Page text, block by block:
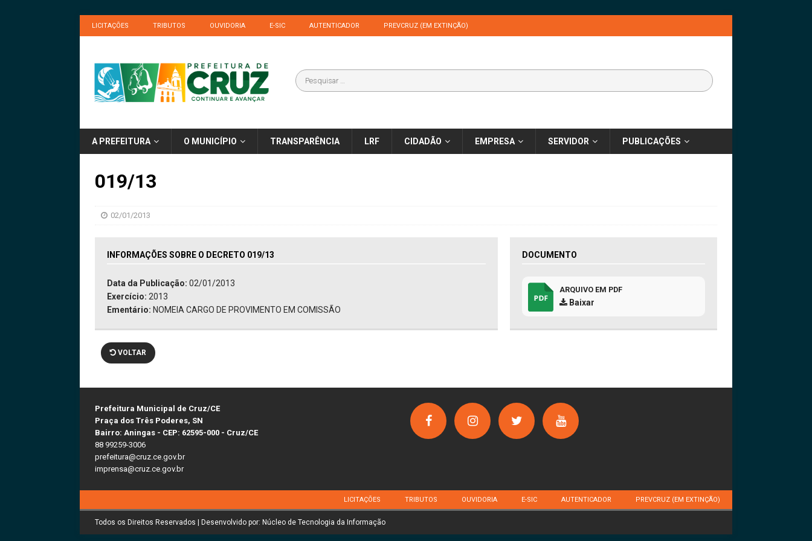
LICITAÇÕES TRIBUTOS OUVIDORIA E-SIC AUTENTICADOR PREVCRUZ (EM EXTINÇÃO)
A PREFEITURA O MUNICÍPIO TRANSPARÊNCIA LRF CIDADÃO EMPRESA SERVIDOR PUBLICAÇÕES
019/13
02/01/2013
INFORMAÇÕES SOBRE O DECRETO 019/13
Data da Publicação: 02/01/2013
Exercício: 2013
Ementário: NOMEIA CARGO DE PROVIMENTO EM COMISSÃO
DOCUMENTO
ARQUIVO EM PDF
Baixar
VOLTAR
Prefeitura Municipal de Cruz/CE
Praça dos Três Poderes, SN
Bairro: Aningas - CEP: 62595-000 - Cruz/CE
88 99259-3006
prefeitura@cruz.ce.gov.br
imprensa@cruz.ce.gov.br
LICITAÇÕES TRIBUTOS OUVIDORIA E-SIC AUTENTICADOR PREVCRUZ (EM EXTINÇÃO)
Todos os Direitos Reservados | Desenvolvido por: Núcleo de Tecnologia da Informação